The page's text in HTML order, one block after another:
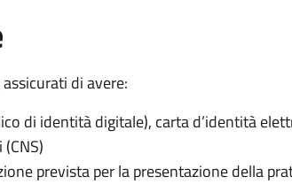
di avere:
di identità digitale), carta d’identità
prevista per la presentazione della